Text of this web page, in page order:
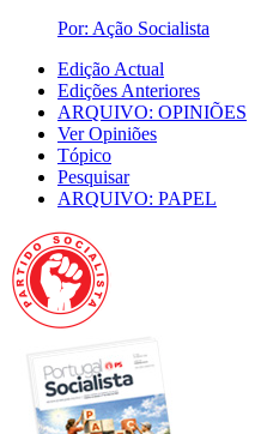
Por: Ação Socialista
Edição Actual
Edições Anteriores
ARQUIVO: OPINIÕES
Ver Opiniões
Tópico
Pesquisar
ARQUIVO: PAPEL